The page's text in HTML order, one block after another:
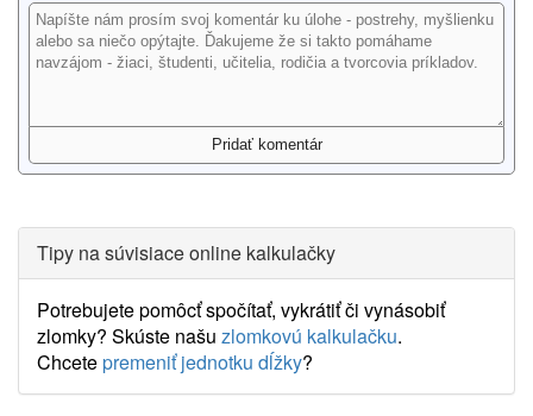
Tipy na súvisiace online kalkulačky
Potrebujete pomôcť spočítať, vykrátiť či vynásobiť
zlomky? Skúste našu zlomkovú kalkulačku.
Chcetepremeniť jednotku dĺžky?